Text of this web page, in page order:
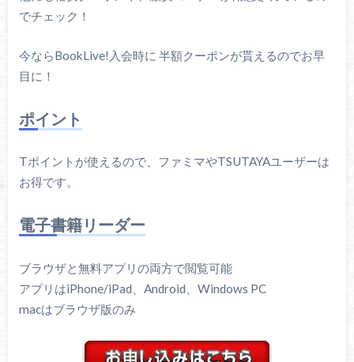
でチェック！
今ならBookLive!入会時に 半額クーポンが貰えるのでお早
目に！
ポイント
Tポイントが使えるので、ファミマやTSUTAYAユーザーは
お得です。
電子書籍リーダー
ブラウザと無料アプリの両方で閲覧可能
アプリはiPhone/iPad、Android、Windows PC
macはブラウザ版のみ